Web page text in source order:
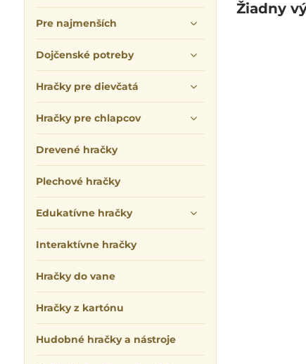
Pre najmenších
Dojčenské potreby
Hračky pre dievčatá
Hračky pre chlapcov
Drevené hračky
Plechové hračky
Edukatívne hračky
Interaktívne hračky
Hračky do vane
Hračky z kartónu
Hudobné hračky a nástroje